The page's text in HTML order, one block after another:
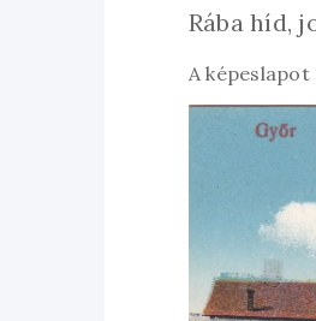
Rába híd,
A képeslapot